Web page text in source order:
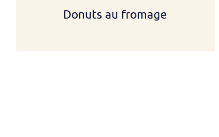
Donuts au fromage